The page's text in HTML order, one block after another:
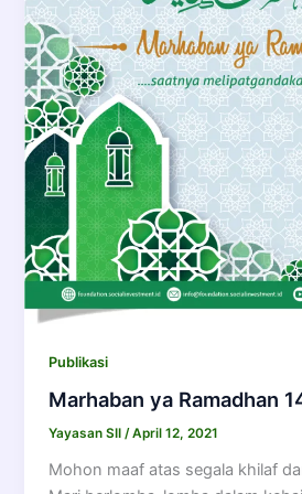
Publikasi
Marhaban ya Ramadhan
Yayasan SII/April 12, 2021
Mohon maaf atas segala khilaf